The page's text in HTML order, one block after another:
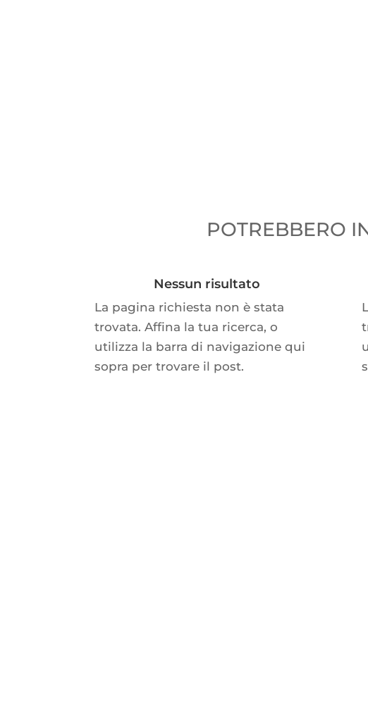
POTREBBERO
Nessun risultato
La pagina richiesta non è stata
trovata. Affina la tua ricerca, o
utilizza la barra di navigazione qui
sopra per trovare il post.